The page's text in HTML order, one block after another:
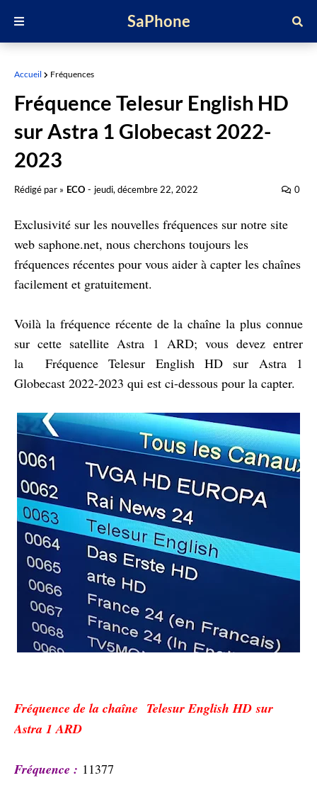
SaPhone
Accueil Fréquences
Fréquence Telesur English HD
sur Astra 1 Globecast 2022-
2023
Rédigé par » ECO - jeudi, décembre 22, 2022 0
Exclusivité sur les nouvelles fréquences sur notre site
web saphone.net, nous cherchons toujours les
fréquences récentes pour vous aider à capter les chaînes
facilement et gratuitement.
Voilà la fréquence récente de la chaîne la plus connue
sur cette satellite Astra 1 ARD; vous devez entrer
la Fréquence Telesur English HD sur Astra 1
Globecast 2022-2023 qui est ci-dessous pour la capter.
Fréquence de la chaîne Telesur English HD sur
Astra 1 ARD
Fréquence : 11377